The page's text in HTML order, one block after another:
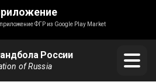
ФГР из Google Play Market
России
of Russia